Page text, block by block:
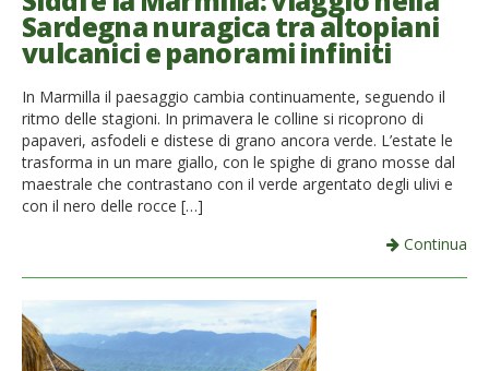
French
Sardegna nuragica tra altopiani
vulcanici e panorami infiniti
In Marmilla il paesaggio cambia continuamente, seguendo il
ritmo delle stagioni. In primavera le colline si ricoprono di
papaveri, asfodeli e distese di grano ancora verde. L’estate le
trasforma in un mare giallo, con le spighe di grano mosse dal
maestrale che contrastano con il verde argentato degli ulivi e
con il nero delle rocce […]
Continua